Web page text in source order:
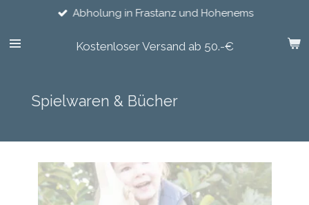
springen
Kostenloser Versand ab 50.-€
Abholung in Frastanz und Hohenems
Spielwaren & Bücher